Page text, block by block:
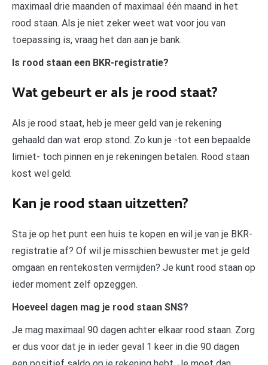
maximaal drie maanden of maximaal één maand in het
rood staan. Als je niet zeker weet wat voor jou van
toepassing is, vraag het dan aan je bank.
Is rood staan een BKR-registratie?
Wat gebeurt er als je rood staat?
Als je rood staat, heb je meer geld van je rekening
gehaald dan wat erop stond. Zo kun je -tot een bepaalde
limiet- toch pinnen en je rekeningen betalen. Rood staan
kost wel geld.
Kan je rood staan uitzetten?
Sta je op het punt een huis te kopen en wil je van je BKR-
registratie af? Of wil je misschien bewuster met je geld
omgaan en rentekosten vermijden? Je kunt rood staan op
ieder moment zelf opzeggen.
Hoeveel dagen mag je rood staan SNS?
Je mag maximaal 90 dagen achter elkaar rood staan. Zorg
er dus voor dat je in ieder geval 1 keer in die 90 dagen